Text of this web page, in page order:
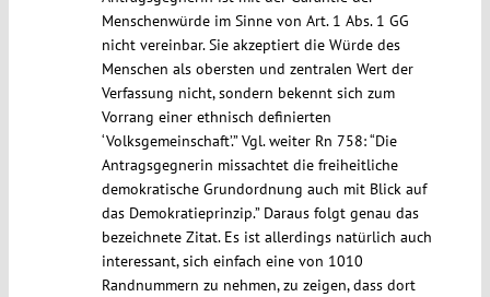
Menschenwürde im Sinne von Art. 1 Abs. 1 GG
nicht vereinbar. Sie akzeptiert die Würde des
Menschen als obersten und zentralen Wert der
Verfassung nicht, sondern bekennt sich zum
Vorrang einer ethnisch definierten
‘Volksgemeinschaft’.” Vgl. weiter Rn 758: “Die
Antragsgegnerin missachtet die freiheitliche
demokratische Grundordnung auch mit Blick auf
das Demokratieprinzip.” Daraus folgt genau das
bezeichnete Zitat. Es ist allerdings natürlich auch
interessant, sich einfach eine von 1010
Randnummern zu nehmen, zu zeigen, dass dort